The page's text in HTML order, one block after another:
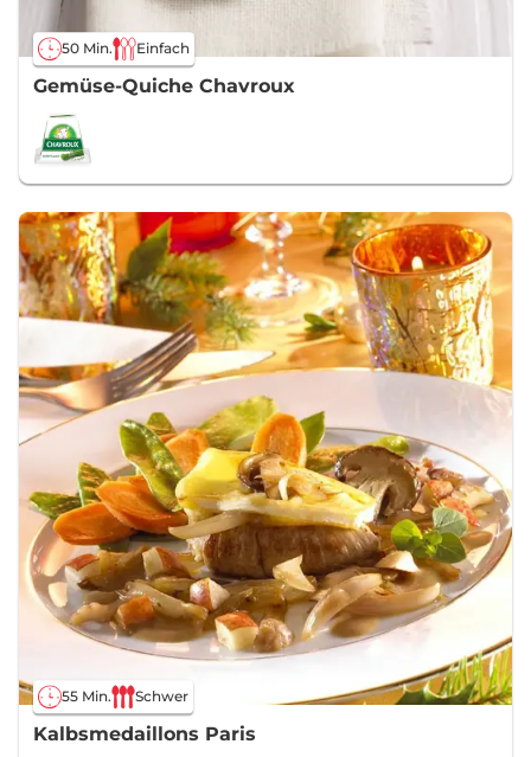
50 Min. Einfach
Gemüse-Quiche Chavroux
55 Min. Schwer
Kalbsmedaillons Paris